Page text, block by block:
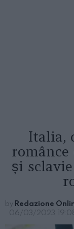
Italia,
și
by Redazione
06/03/2023,